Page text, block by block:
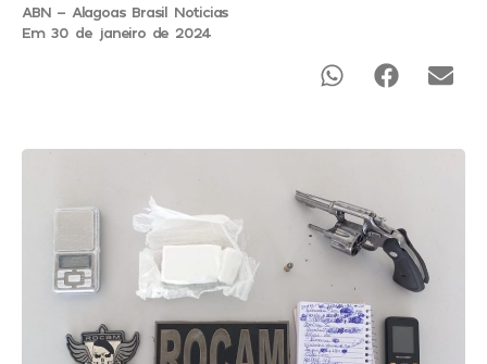
ABN - Alagoas Brasil Noticias
Em 30 de janeiro de 2024